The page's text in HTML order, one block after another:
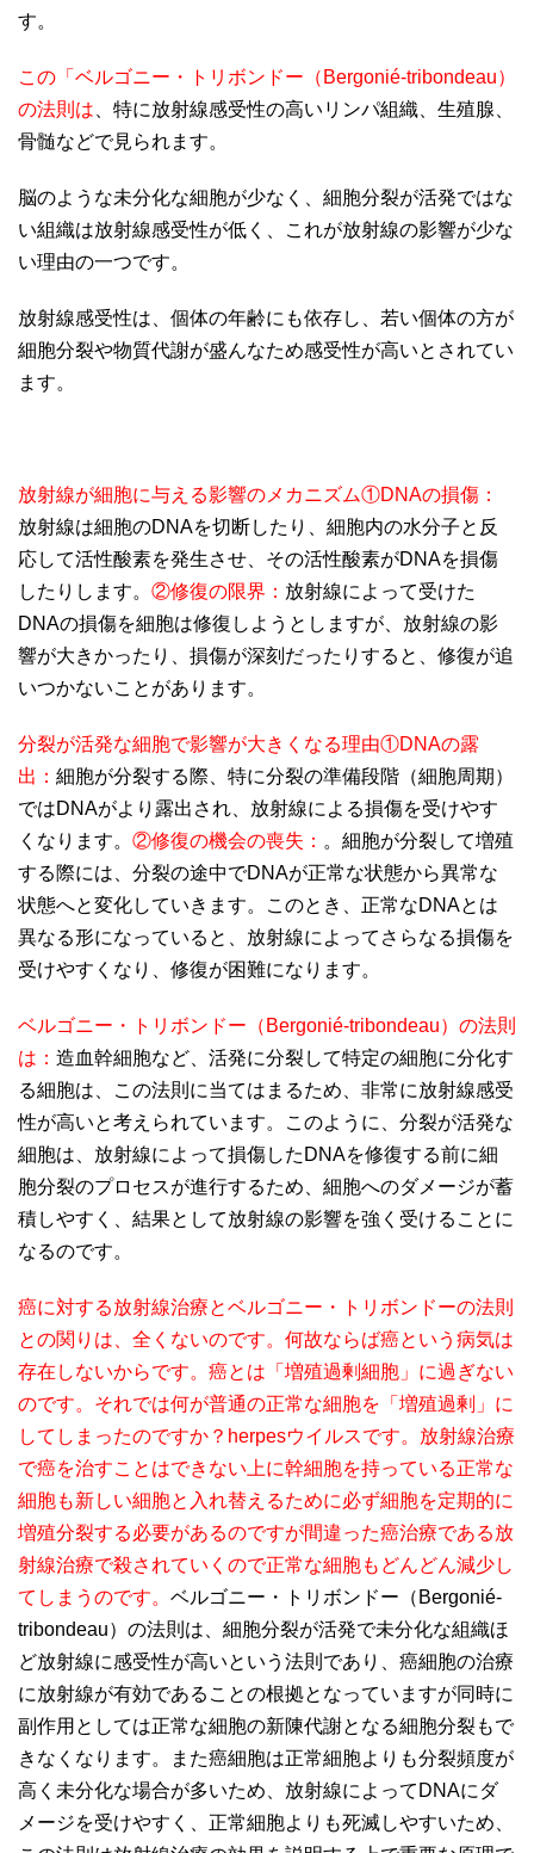
す。
この「ベルゴニー・トリボンドー（Bergonié-tribondeau）
の法則は 、特に放射線感受性の高いリンパ組織、生殖腺、
骨髄などで見られます。
脳のような未分化な細胞が少なく、細胞分裂が活発ではな
い組織は放射線感受性が低く、これが放射線の影響が少な
い理由の一つです。
放射線感受性は、個体の年齢にも依存し、若い個体の方が
細胞分裂や物質代謝が盛んなため感受性が高いとされてい
ます。
放射線が細胞に与える影響のメカニズム ①DNAの損傷：
放射線は細胞のDNAを切断したり、細胞内の水分子と反
応して活性酸素を発生させ、その活性酸素がDNAを損傷
したりします。 ②修復の限界： 放射線によって受けた
DNAの損傷を細胞は修復しようとしますが、放射線の影
響が大きかったり、損傷が深刻だったりすると、修復が追
いつかないことがあります。
分裂が活発な細胞で影響が大きくなる理由①DNAの露
出： 細胞が分裂する際、特に分裂の準備段階（細胞周期）
ではDNAがより露出され、放射線による損傷を受けやす
くなります。 ②修復の機会の喪失： 。細胞が分裂して増殖
する際には、分裂の途中でDNAが正常な状態から異常な
状態へと変化していきます。このとき、正常なDNAとは
異なる形になっていると、放射線によってさらなる損傷を
受けやすくなり、修復が困難になります。
ベルゴニー・トリボンドー（Bergonié-tribondeau）の法則
は： 造血幹細胞など、活発に分裂して特定の細胞に分化す
る細胞は、この法則に当てはまるため、非常に放射線感受
性が高いと考えられています。このように、分裂が活発な
細胞は、放射線によって損傷したDNAを修復する前に細
胞分裂のプロセスが進行するため、細胞へのダメージが蓄
積しやすく、結果として放射線の影響を強く受けることに
なるのです。
癌に対する放射線治療とベルゴニー・トリボンドーの法則
との関りは、全くないのです。何故ならば癌という病気は
存在しないからです。癌とは「増殖過剰細胞」に過ぎない
のです。それでは何が普通の正常な細胞を「増殖過剰」に
してしまったのですか？herpesウイルスです。放射線治療
で癌を治すことはできない上に幹細胞を持っている正常な
細胞も新しい細胞と入れ替えるために必ず細胞を定期的に
増殖分裂する必要があるのですが間違った癌治療である放
射線治療で殺されていくので正常な細胞もどんどん減少し
てしまうのです。 ベルゴニー・トリボンドー（Bergonié-
tribondeau）の法則は、細胞分裂が活発で未分化な組織ほ
ど放射線に感受性が高いという法則であり、癌細胞の治療
に放射線が有効であることの根拠となっていますが同時に
副作用としては正常な細胞の新陳代謝となる細胞分裂もで
きなくなります。また癌細胞は正常細胞よりも分裂頻度が
高く未分化な場合が多いため、放射線によってDNAにダ
メージを受けやすく、正常細胞よりも死滅しやすいため、